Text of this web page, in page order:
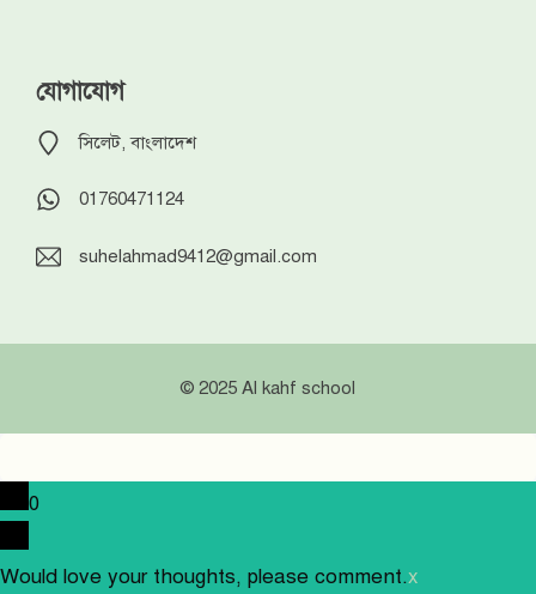
যোগাযোগ
সিলেট, বাংলাদেশ
01760471124
suhelahmad9412@gmail.com
© 2025 Al kahf school
0
Would love your thoughts, please comment.x